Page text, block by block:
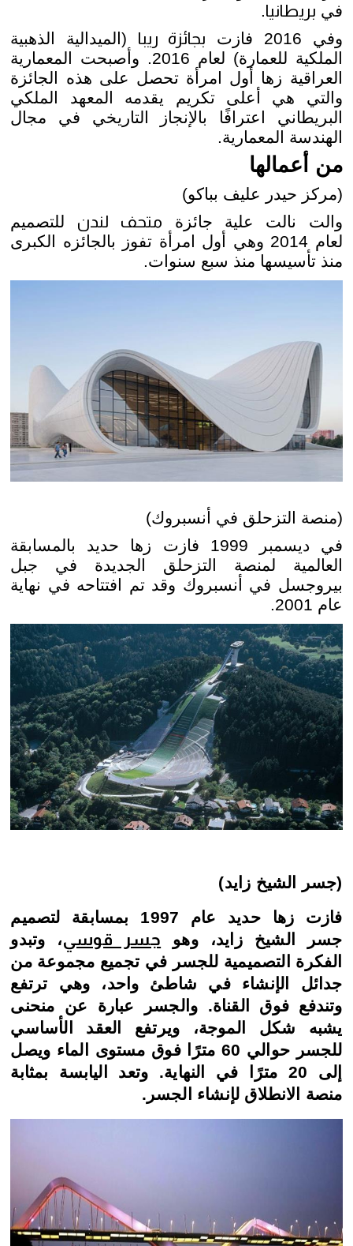
في بريطانيا.
وفي 2016 فازت
بجائزة ريبا (الميدالية الذهبية
الملكية للعمارة) لعام 2016. وأصبحت المعمارية
العراقية زها أول امرأة تحصل على هذه الجائزة
والتي هي أعلى تكريم يقدمه المعهد الملكي
البريطاني اعترافًا بالإنجاز التاريخي في مجال
الهندسة المعمارية.
من أعمالها
(مركز حيدر عليف بباكو)
والت نالت علية جائزة متحف لندن للتصميم
لعام 2014 وهي أول امرأة تفوز بالجائزه الكبرى
منذ تأسيسها منذ سبع سنوات.
(منصة التزحلق في أنسبروك)
في ديسمبر 1999 فازت زها حديد بالمسابقة
العالمية لمنصة التزحلق الجديدة في جبل
بيروجسل في أنسبروك وقد تم افتتاحه في نهاية
عام 2001.
(جسر الشيخ زايد)
فازت زها حديد عام 1997 بمسابقة لتصميم
جسر الشيخ زايد، وهو جسر قوسي، وتبدو
الفكرة التصميمية للجسر في تجميع مجموعة من
جدائل الإنشاء في شاطئ واحد، وهي ترتفع
وتندفع فوق القناة. والجسر عبارة عن منحنى
يشبه شكل الموجة، ويرتفع العقد الأساسي
للجسر حوالي 60 مترًا فوق مستوى الماء ويصل
إلى 20 مترًا في النهاية. وتعد اليابسة بمثابة
منصة الانطلاق لإنشاء الجسر.